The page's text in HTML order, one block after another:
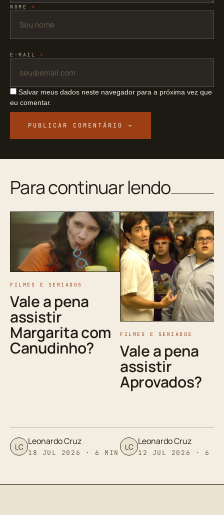
NOME *
E-MAIL *
Salvar meus dados neste navegador para a próxima vez que
eu comentar.
Para continuar lendo
FILMES E SERIADOS
Vale a pena
assistir
Margarita com
Canudinho?
LC Leonardo Cruz
18 JUL 2026 · 6 MIN
FILMES E SERIADOS
Vale a pena
assistir
Aprovados?
LC Leonardo Cruz
12 JUL 2026 · 6